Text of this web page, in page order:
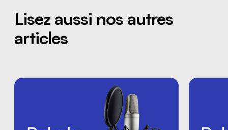
Lisez aussi nos autres
articles